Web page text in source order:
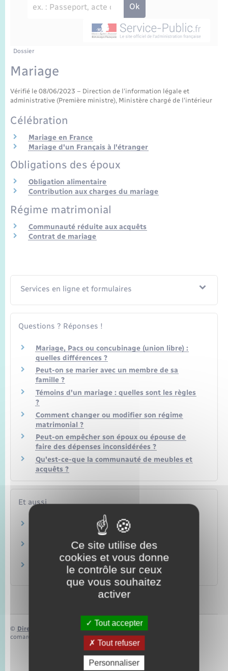
Périscolaire et centres de loisir
Jeunesse
Etat-civil - Papiers - Citoyenneté
Parrainage civil
Recensement
Loisirs
Nouvel habitant
Numérique
Organisation d’événement
Sécurité - Prévention
Seniors
Transports scolaires
Voirie et espace public
Travaux - Autorisation d’occupation de l’espace
Plan interactif
Présentation de la commune
Publications
La Communauté de communes
Dossier
Mariage
Vérifié le 08/06/2023 – Direction de l'information légale et
administrative (Première ministre), Ministère chargé de l'intérieur
Célébration
Mariage en France
Mariage d'un Français à l'étranger
Obligations des époux
Obligation alimentaire
Contribution aux charges du mariage
Régime matrimonial
Communauté réduite aux acquêts
Contrat de mariage
Services en ligne et formulaires
Questions ? Réponses !
Mariage, Pacs ou concubinage (union libre) :
quelles différences ?
Peut-on se marier avec un membre de sa
famille ?
Témoins d'un mariage : quelles sont les règles
?
Comment changer ou modifier son régime
matrimonial ?
Peut-on empêcher son époux ou épouse de
faire des dépenses inconsidérées ?
Qu'est-ce-que la communauté de meubles et
acquêts ?
Et aussi
Pacte civil de solidarité (Pacs)
Union libre
Famille – Scolarité
Divorce, séparation de corps
Famille – Scolarité
© Direction de l’information légale et administrative
comarquage developpé parbaseo.io
Ce site utilise des
cookies et vous donne
le contrôle sur ceux
que vous souhaitez
activer
Tout accepter
Tout refuser
Personnaliser